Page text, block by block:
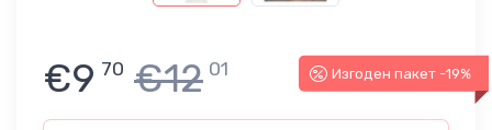
Изгоден пакет -19%
€9 70 €12 01